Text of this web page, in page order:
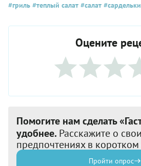
#гриль #теплый салат #салат #сардельки
Оцените
Помогите нам сделать
удобнее. Расскажите о
предпочтениях в
Пройти опрос